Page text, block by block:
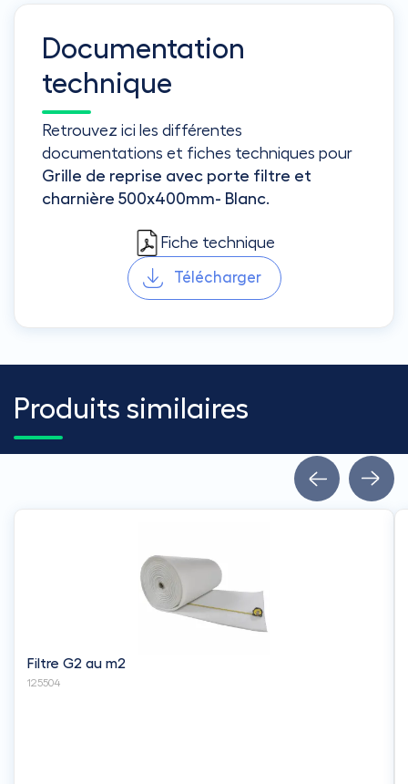
Documentation
technique
Retrouvez ici les différentes
documentations et fiches techniques pour
Grille de reprise avec porte filtre et
charnière 500x400mm- Blanc
Fiche technique
Télécharger
Produits similaires
Filtre G2 au m2
125504